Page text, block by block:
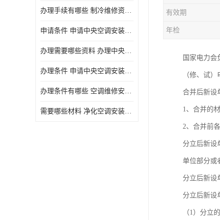
办理手续有哪些 制冷维修资质需要什么条件
申请条件 申请中央空调安装维修资质需要哪些手续
办理需要哪些资料 办理中央空调维修安装资质手续有哪些
办理条件 申请中央空调安装维修资质需要什么条件
办理条件有哪些 空调维修安装资质需要哪些条件
需要哪些材料 净化空调安装维修资质怎么办理流程
有效期
年检
国家电力
（修、试
合并后新设
1、合并的
2、合并前
分立后新设
单位部分或
分立后新设
分立后新设
（1）分立